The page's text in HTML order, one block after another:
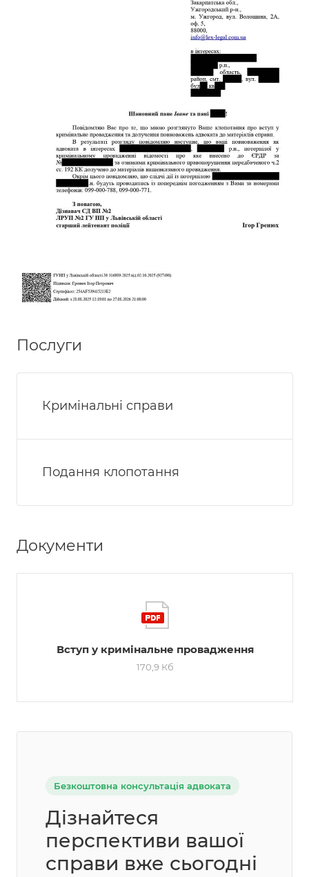
Послуги
Кримінальні справи
Подання клопотання
Документи
Вступ у кримінальне провадження
170,9 Кб
Безкоштовна консультація адвоката
Дізнайтеся
перспективи вашої
справи вже сьогодні